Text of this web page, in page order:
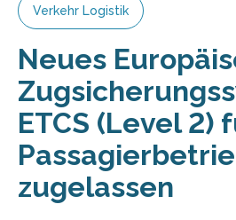
Verkehr Logistik
Neues
ETCS (Level 2)
zugelassen